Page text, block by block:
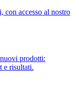
con accesso al nostro
prodotti:
e risultati.